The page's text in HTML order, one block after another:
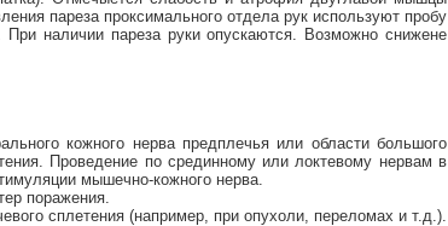
пареза проксимального отдела рук используют пробу
наличии пареза руки опускаются. Возможно снижене
кожного нерва предплечья или области большого
Проведение по срединному или локтевому нервам в
мышечно-кожного нерва.
поражения.
сплетения (например, при опухоли, переломах и т.д.).